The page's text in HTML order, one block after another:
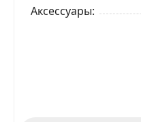
Аксессуары